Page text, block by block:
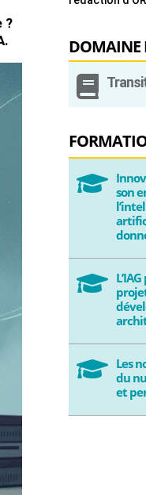
?
DOMAINE

 son

 Les
du
et